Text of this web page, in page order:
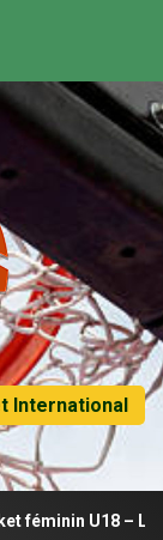
International
U18 – Le Mali